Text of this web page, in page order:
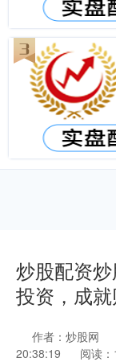
炒股配资
投资，成
作者：炒股网
20:38:19
阅读